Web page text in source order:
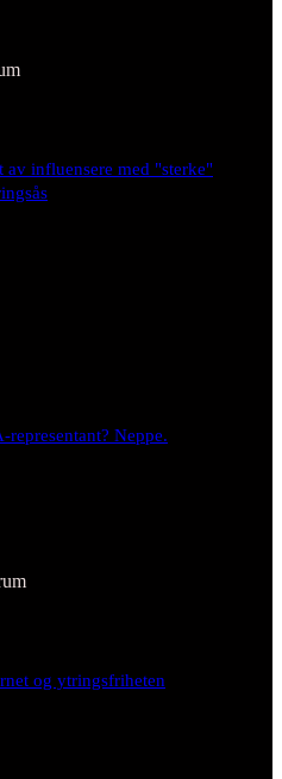
influensere med "sterke"
Neppe.
og ytringsfriheten